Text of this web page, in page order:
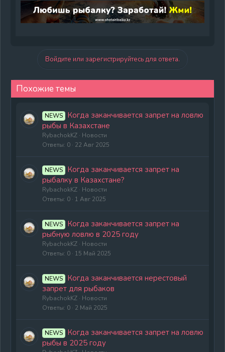
Войдите или зарегистрируйтесь для ответа.
Похожие темы
NEWS
Когда заканчивается запрет на ловлю
рыбы в Казахстане
RybachokKZ
Новости
Ответы 0 22 Авг 2025
NEWS
Когда заканчивается запрет на
рыбалку в Казахстане?
RybachokKZ
Новости
Ответы 0 1 Авг 2025
NEWS
Когда заканчивается запрет на
рыбную ловлю в 2025 году
RybachokKZ
Новости
Ответы 0 15 Май 2025
NEWS
Когда заканчивается нерестовый
запрет для рыбаков
RybachokKZ
Новости
Ответы 0 2 Май 2025
NEWS
Когда заканчивается запрет на ловлю
рыбы в 2025 году